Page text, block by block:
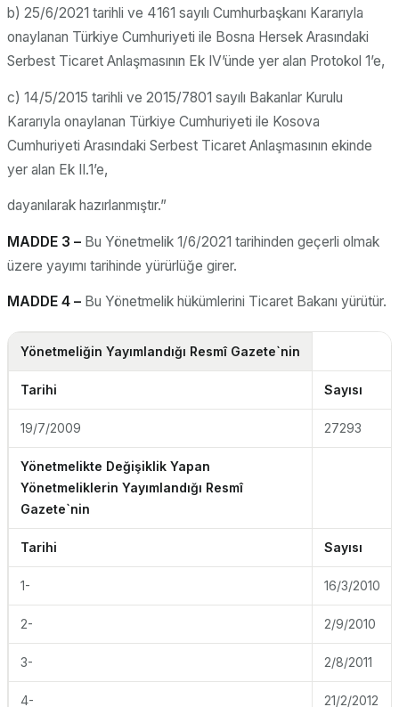
b) 25/6/2021 tarihli ve 4161 sayılı Cumhurbaşkanı Kararıyla
onaylanan Türkiye Cumhuriyeti ile Bosna Hersek Arasındaki
Serbest Ticaret Anlaşmasının Ek IV’ünde yer alan Protokol 1’e,
c) 14/5/2015 tarihli ve 2015/7801 sayılı Bakanlar Kurulu
Kararıyla onaylanan Türkiye Cumhuriyeti ile Kosova
Cumhuriyeti Arasındaki Serbest Ticaret Anlaşmasının ekinde
yer alan Ek II.1’e,
dayanılarak hazırlanmıştır.”
MADDE 3 – Bu Yönetmelik 1/6/2021 tarihinden geçerli olmak
üzere yayımı tarihinde yürürlüğe girer.
MADDE 4 – Bu Yönetmelik hükümlerini Ticaret Bakanı yürütür.
Yönetmeliğin Yayımlandığı Resmî Gazete`nin
Tarihi Sayısı
19/7/2009 27293
Yönetmelikte Değişiklik Yapan
Yönetmeliklerin Yayımlandığı Resmî
Gazete`nin
Tarihi Sayısı
1- 16/3/2010
2- 2/9/2010
3- 2/8/2011
4- 21/2/2012